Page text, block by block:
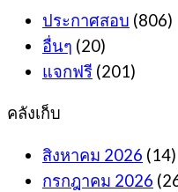
ประกาศสอบ (806)
อื่นๆ (20)
แจกฟรี (201)
คลังเก็บ
สิงหาคม 2026 (14)
กรกฎาคม 2026